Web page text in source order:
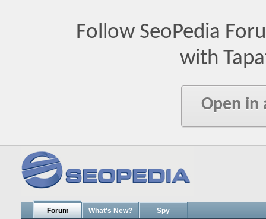
Follow SeoPedia
with
Open in
Forum What's New? Spy